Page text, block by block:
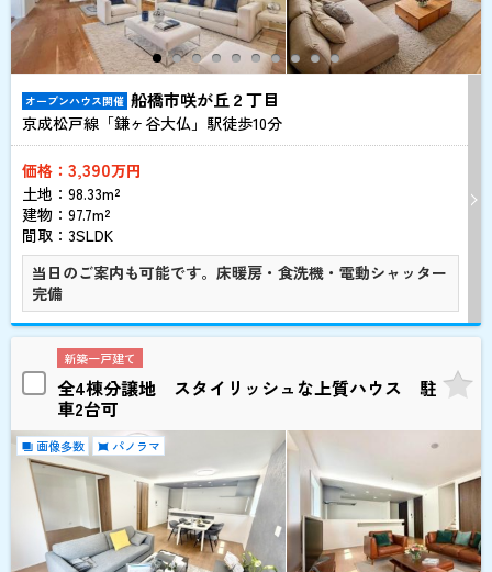
オープンハウス開催 船橋市咲が丘２丁目
京成松戸線「鎌ヶ谷大仏」駅徒歩10分
価格： 3,390万円
土地：98.33m²
建物：97.7m²
間取：3SLDK
当日のご案内も可能です。床暖房・食洗機・電動シャッター
完備
新築一戸建て
全4棟分譲地 スタイリッシュな上質ハウス 駐
車2台可
画像多数 パノラマ